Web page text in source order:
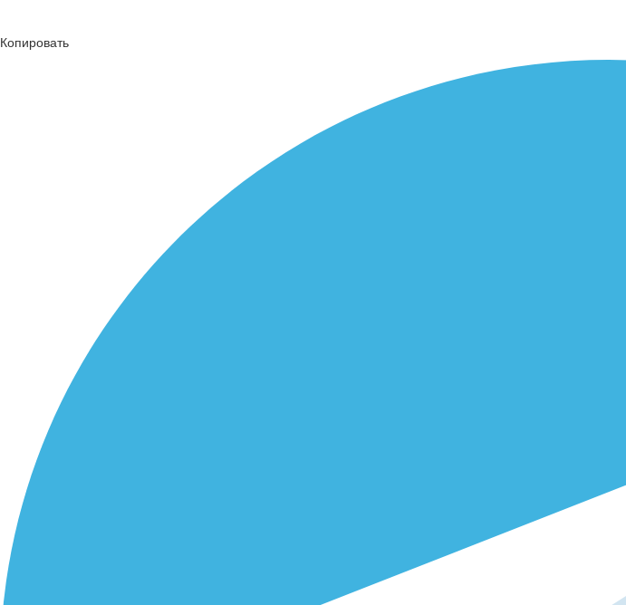
Копировать